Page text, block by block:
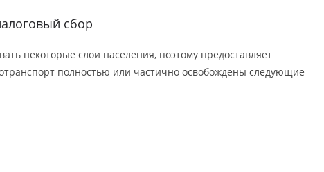
сбор
некоторые слои населения, поэтому предоставляет
полностью или частично освобождены следующие